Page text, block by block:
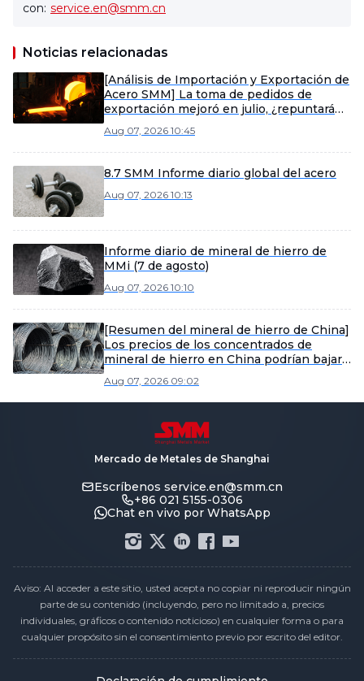
con: service.en@smm.cn
Noticias relacionadas
[Análisis de Importación y Exportación de
Acero SMM] La toma de pedidos de
exportación mejoró en julio, ¿repuntarán
Aug 07, 2026 10:45
8.7 SMM Informe diario global del acero
Aug 07, 2026 10:13
Informe diario de mineral de hierro de
MMi (7 de agosto)
Aug 07, 2026 10:10
[Resumen del mineral de hierro de China]
Los precios de los concentrados de
mineral de hierro en China podrían bajar
Aug 07, 2026 09:02
Mercado de Metales de Shanghai
Escríbenos service.en@smm.cn
+86 021 5155-0306
Chat en vivo por WhatsApp
Aviso: Al acceder a este sitio, usted acepta no copiar ni reproducir ningún
parte de su contenido (incluyendo, pero no limitado a, precios
individuales, gráficos o contenido noticioso) en cualquier forma o para
cualquier propósito sin el consentimiento previo por escrito del editor.